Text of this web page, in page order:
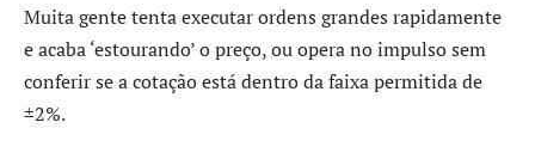
Muita gente tenta executar ordens grandes rapidamente
e acaba ‘estourando’ o preço, ou opera no impulso sem
conferir se a cotação está dentro da faixa permitida de
±2%.